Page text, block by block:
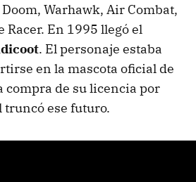
Warhawk, Air Combat,
Racer. En 1995 llegó el
. El personaje estaba
en la mascota oficial de
compra de su licencia por
ese futuro.